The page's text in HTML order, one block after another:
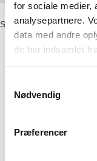
for sociale medier,
analysepartnere.
data med andre
de har indsamlet
Nødvendig
Præferencer
Følg også
Strandparken I/SIshøj
Drift tlf.21 24 52
strandparken@ishoj.dk